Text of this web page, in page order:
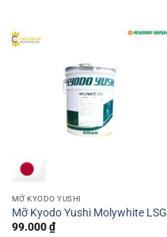
MỠ KYODO YUSHI
Mỡ Kyodo Yushi Molywhite LSG
99.000₫